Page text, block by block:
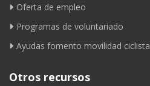
Oferta de empleo
Programas de voluntariado
Ayudas fomento movilidad ciclista
Otros recursos